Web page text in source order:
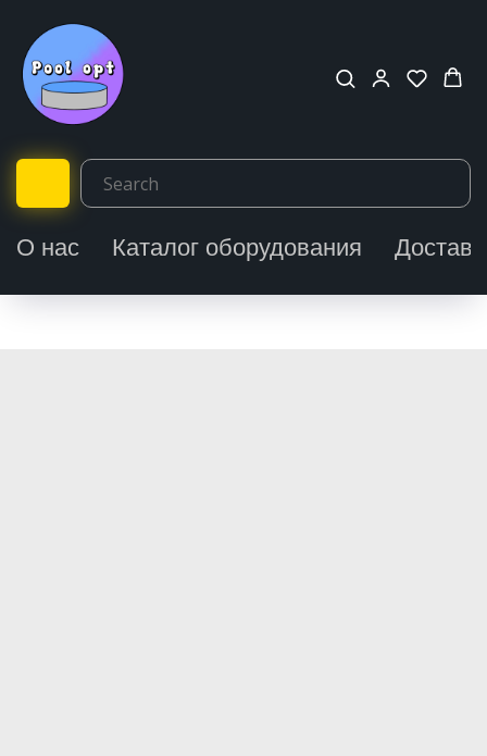
О нас Каталог оборудования